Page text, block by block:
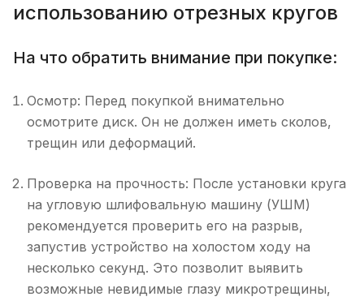
использованию отрезных кругов
На что обратить внимание при покупке:
Осмотр: Перед покупкой внимательно
осмотрите диск. Он не должен иметь сколов,
трещин или деформаций.
Проверка на прочность: После установки круга
на угловую шлифовальную машину (УШМ)
рекомендуется проверить его на разрыв,
запустив устройство на холостом ходу на
несколько секунд. Это позволит выявить
возможные невидимые глазу микротрещины,